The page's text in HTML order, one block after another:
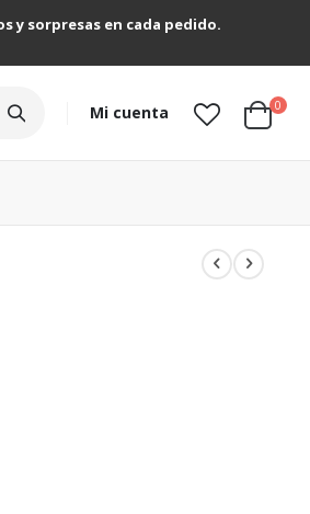
y sorpresas en cada pedido.
Mi cuenta Cart
0